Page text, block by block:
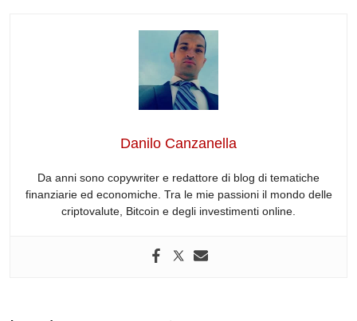
d
di
t
e
a
d
s
at
s
A
p
p
Danilo Canzanella
Da anni sono copywriter e redattore di blog di tematiche
finanziarie ed economiche. Tra le mie passioni il mondo delle
criptovalute, Bitcoin e degli investimenti online.